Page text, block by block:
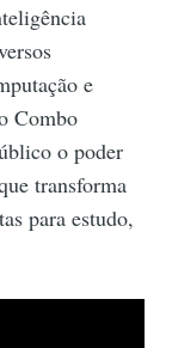
e
Combo
o poder
transforma
para estudo,